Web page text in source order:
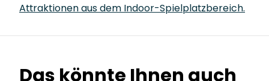
Attraktionen aus dem Indoor-Spielplatzbereich.
Das könnte Ihnen auch